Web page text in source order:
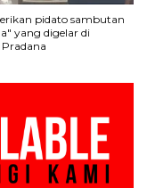
pidato sambutan
yang digelar di